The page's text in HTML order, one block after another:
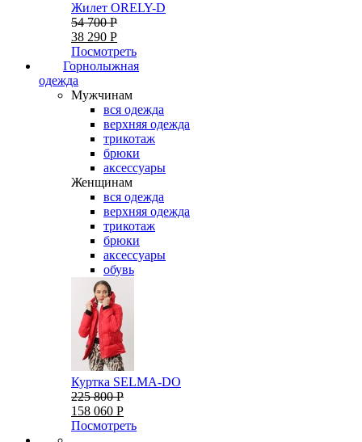
Жилет ORELY-D
54 700 Р
38 290 Р
Посмотреть
Горнолыжная
одежда
Мужчинам
вся одежда
верхняя одежда
трикотаж
брюки
аксессуары
Женщинам
вся одежда
верхняя одежда
трикотаж
брюки
аксессуары
обувь
Куртка SELMA-DO
225 800 Р
158 060 Р
Посмотреть